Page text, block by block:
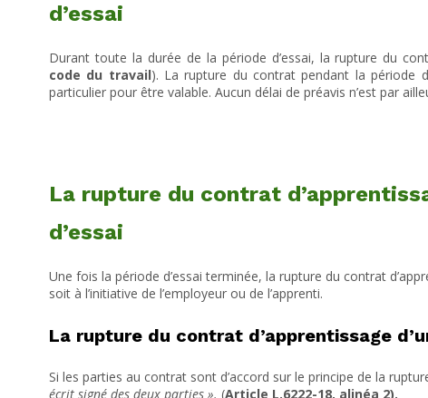
d’essai
Durant toute la durée de la période d’essai, la rupture du
code du travail). La rupture du contrat pendant la période
particulier pour être valable. Aucun délai de préavis n’est par
La rupture du contrat
d’essai
Une fois la période d’essai terminée, la rupture du contrat
soit à l’initiative de l’employeur ou de l’apprenti.
La rupture du contrat d’apprentissage
Si les parties au contrat sont d’accord sur le principe de la
écrit signé des deux parties ». (Article L.6222-18, alinéa 2).